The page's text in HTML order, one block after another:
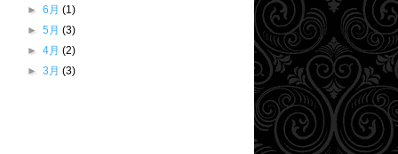
►6月(1)
►5月(3)
►4月(2)
►3月(3)